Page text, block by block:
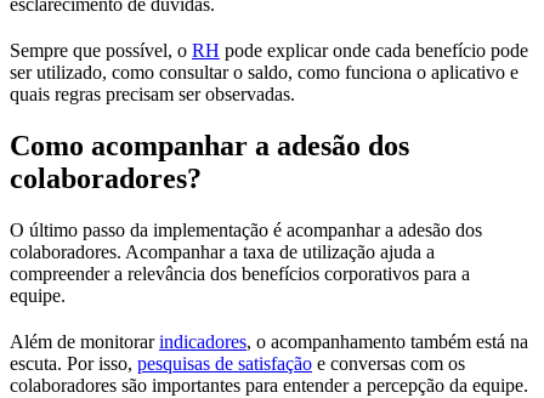
esclarecimento de dúvidas.
Sempre que possível, o RH pode explicar onde cada benefício pode
ser utilizado, como consultar o saldo, como funciona o aplicativo e
quais regras precisam ser observadas.
Como acompanhar a adesão dos
colaboradores?
O último passo da implementação é acompanhar a adesão dos
colaboradores. Acompanhar a taxa de utilização ajuda a
compreender a relevância dos benefícios corporativos para a
equipe.
Além de monitorarindicadores, o acompanhamento também está na
escuta. Por isso, pesquisas de satisfação e conversas com os
colaboradores são importantes para entender a percepção da equipe.